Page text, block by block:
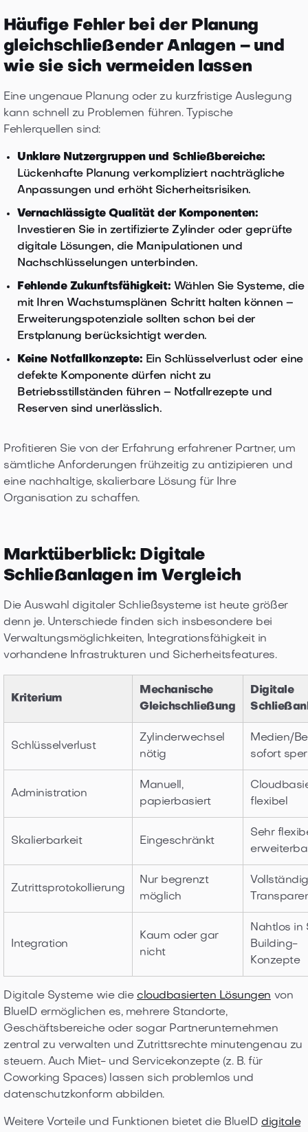
Häufige Fehler bei der Planung
gleichschließender Anlagen – und
wie sie sich vermeiden lassen
Eine ungenaue Planung oder zu kurzfristige Auslegung
kann schnell zu Problemen führen. Typische
Fehlerquellen sind:
Unklare Nutzergruppen und Schließbereiche:
Lückenhafte Planung verkompliziert nachträgliche
Anpassungen und erhöht Sicherheitsrisiken.
Vernachlässigte Qualität der Komponenten:
Investieren Sie in zertifizierte Zylinder oder geprüfte
digitale Lösungen, die Manipulationen und
Nachschlüsselungen unterbinden.
Fehlende Zukunftsfähigkeit: Wählen Sie Systeme, die
mit Ihren Wachstumsplänen Schritt halten können –
Erweiterungspotenziale sollten schon bei der
Erstplanung berücksichtigt werden.
Keine Notfallkonzepte: Ein Schlüsselverlust oder eine
defekte Komponente dürfen nicht zu
Betriebsstillständen führen – Notfallrezepte und
Reserven sind unerlässlich.
Profitieren Sie von der Erfahrung erfahrener Partner, um
sämtliche Anforderungen frühzeitig zu antizipieren und
eine nachhaltige, skalierbare Lösung für Ihre
Organisation zu schaffen.
Marktüberblick: Digitale
Schließanlagen im Vergleich
Die Auswahl digitaler Schließsysteme ist heute größer
denn je. Unterschiede finden sich insbesondere bei
Verwaltungsmöglichkeiten, Integrationsfähigkeit in
vorhandene Infrastrukturen und Sicherheitsfeatures.
Kriterium
Mechanische
Gleichschließung
Digitale
Schlüsselverlust
Zylinderwechsel
nötig
Medien/
sofort
Administration
Manuell,
papierbasiert
flexibel
Skalierbarkeit Eingeschränkt
Sehr
Zutrittsprotokollierung
Nur begrenzt
möglich
Integration
Kaum oder gar
nicht
Nahtlos in
Building-
Konzepte
Digitale Systeme wie die cloudbasierten Lösungen von
BlueID ermöglichen es, mehrere Standorte,
Geschäftsbereiche oder sogar Partnerunternehmen
zentral zu verwalten und Zutrittsrechte minutengenau zu
steuern. Auch Miet- und Servicekonzepte (z. B. für
Coworking Spaces) lassen sich problemlos und
datenschutzkonform abbilden.
Weitere Vorteile und Funktionen bietet die BlueID digitale